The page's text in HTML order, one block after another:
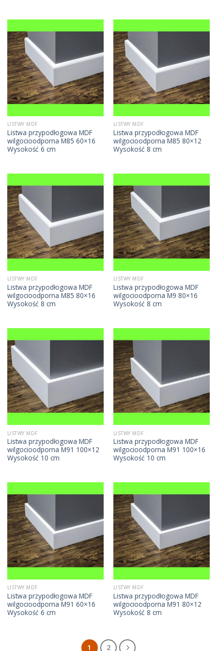
LISTWY MDF
Listwa przypodłogowa MDF
wilgocioodporna M85 60×16
Wysokość 6 cm
LISTWY MDF
Listwa przypodłogowa MDF
wilgocioodporna M85 80×12
Wysokość 8 cm
LISTWY MDF
Listwa przypodłogowa MDF
wilgocioodporna M85 80×16
Wysokość 8 cm
LISTWY MDF
Listwa przypodłogowa MDF
wilgocioodporna M9 80×16
Wysokość 8 cm
LISTWY MDF
Listwa przypodłogowa MDF
wilgocioodporna M91 100×12
Wysokość 10 cm
LISTWY MDF
Listwa przypodłogowa MDF
wilgocioodporna M91 100×16
Wysokość 10 cm
LISTWY MDF
Listwa przypodłogowa MDF
wilgocioodporna M91 60×16
Wysokość 6 cm
LISTWY MDF
Listwa przypodłogowa MDF
wilgocioodporna M91 80×12
Wysokość 8 cm
1 2